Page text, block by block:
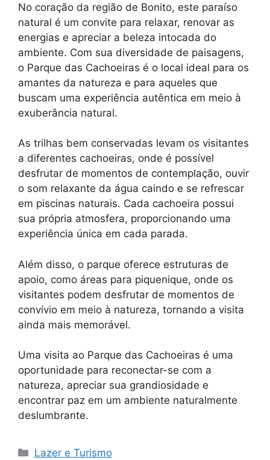
No coração da região de Bonito, este paraíso
natural é um convite para relaxar, renovar as
energias e apreciar a beleza intocada do
ambiente. Com sua diversidade de paisagens,
o Parque das Cachoeiras é o local ideal para os
amantes da natureza e para aqueles que
buscam uma experiência autêntica em meio à
exuberância natural.
As trilhas bem conservadas levam os visitantes
a diferentes cachoeiras, onde é possível
desfrutar de momentos de contemplação, ouvir
o som relaxante da água caindo e se refrescar
em piscinas naturais. Cada cachoeira possui
sua própria atmosfera, proporcionando uma
experiência única em cada parada.
Além disso, o parque oferece estruturas de
apoio, como áreas para piquenique, onde os
visitantes podem desfrutar de momentos de
convívio em meio à natureza, tornando a visita
ainda mais memorável.
Uma visita ao Parque das Cachoeiras é uma
oportunidade para reconectar-se com a
natureza, apreciar sua grandiosidade e
encontrar paz em um ambiente naturalmente
deslumbrante.
Categorias
Lazer e Turismo